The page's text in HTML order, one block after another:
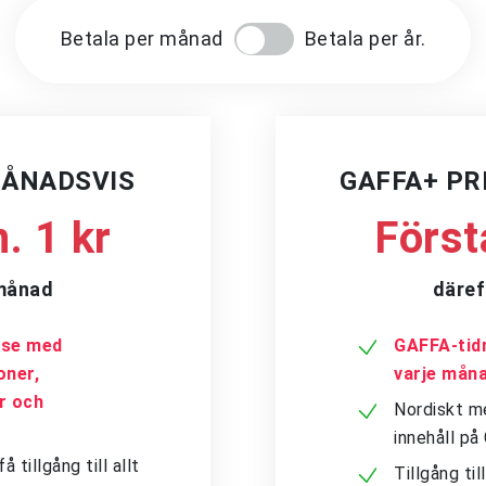
Betala per månad Betala per år.
1 kr
med
och
tillgång till allt
GAFFA+
GAFFA-
varje
Nordiskt
innehåll på
Tillgång